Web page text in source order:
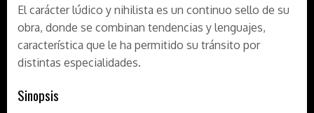
El carácter lúdico y nihilista es un continuo sello de su
obra, donde se combinan tendencias y lenguajes,
característica que le ha permitido su tránsito por
distintas especialidades.
Sinopsis